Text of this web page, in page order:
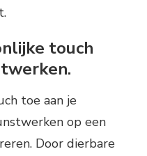
touch
toe aan je
op een
Door dierbare